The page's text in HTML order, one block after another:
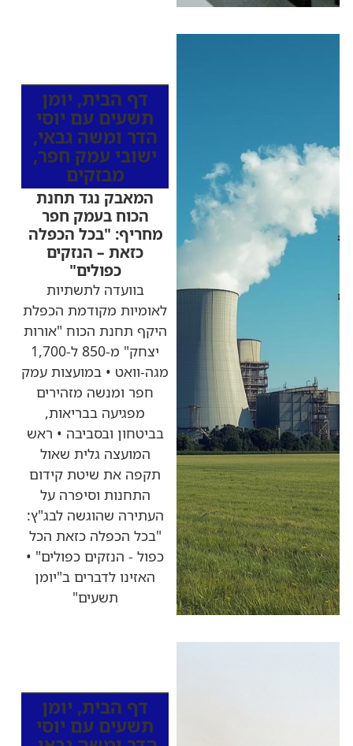
דף הבית, יומן
תשעים עם יוסי
הדר ומשה גבאי,
ישובי עמק חפר,
מבזקים
המאבק נגד תחנת
הכוח בעמק חפר
מחריף: "בכל הכפלה
כזאת – הנזקים
כפולים"
בוועדה לתשתיות
לאומיות מקודמת הכפלת
היקף תחנת הכוח "אורות
יצחק" מ-850 ל-1,700
מגה-וואט • במועצות עמק
חפר ומנשה מזהירים
מפגיעה בבריאות,
בביטחון ובסביבה • ראש
המועצה גלית שאול
תקפה את שיטת קידום
התחנות וסיפרה על
העתירה שהוגשה לבג"ץ:
"בכל הכפלה כזאת הכל
כפול - הנזקים כפולים" •
האזינו לדברים ב"יומן
תשעים"
דף הבית, יומן
תשעים עם יוסי